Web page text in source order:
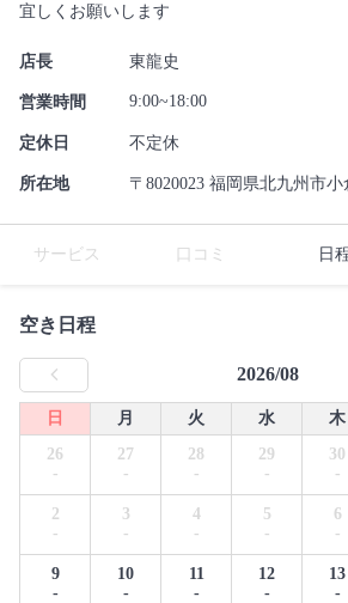
宜しくお願いします
店長 東龍史
営業時間 9:00~18:00
定休日 不定休
所在地 〒8020023 福岡県北九州市
サービス 口コミ 日
空き日程
2026/08
日 月 火 水 木
26
-
27
-
28
-
29
-
30
-
2
-
3
-
4
-
5
-
6
-
9
-
10
-
11
-
12
-
13
-